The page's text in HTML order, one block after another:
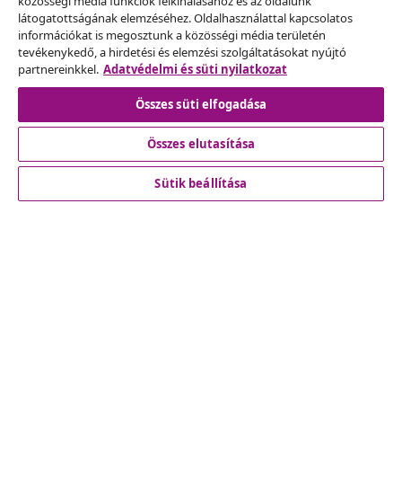
Küldj be egy rendelés lemondására vonatkozó
kérelmet.
Szerződéstől való elállás
Ügyfélszolgálat
látogatottságának elemzéséhez. Oldalhasználattal kapcsolatos
információkat is megosztunk a közösségi média területén
tevékenykedő, a hirdetési és elemzési szolgáltatásokat nyújtó
partnereinkkel. Adatvédelmi és süti nyilatkozat
Összes süti elfogadása
Összes elutasítása
Sütik beállítása